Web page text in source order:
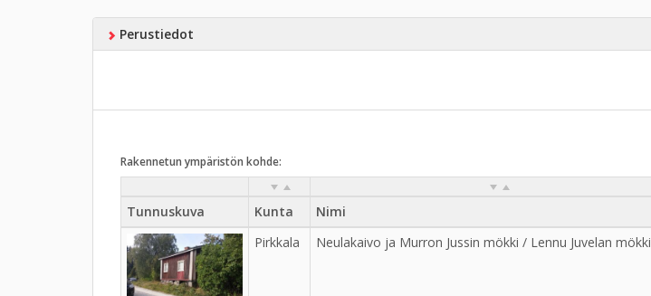
Perustiedot
Rakennetun ympäristön kohde:
Tunnuskuva Kunta Nimi
Pirkkala Neulakaivo ja Murron Jussin mökki / Lennu Juvelan mökki